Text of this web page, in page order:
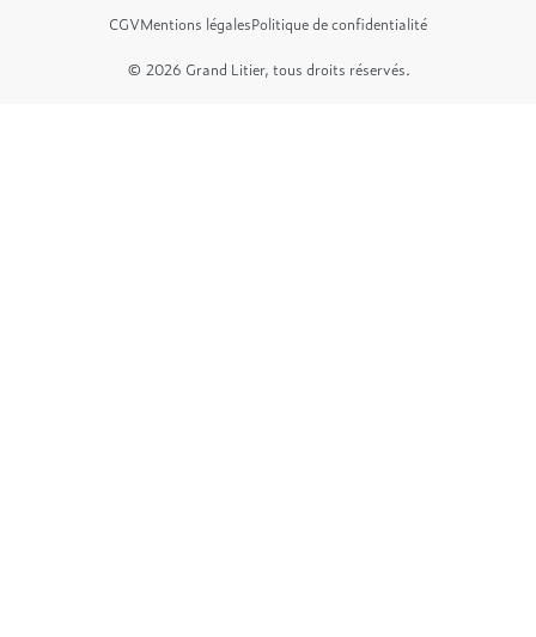
CGVMentions légalesPolitique de confidentialité
© 2026 Grand Litier, tous droits réservés.